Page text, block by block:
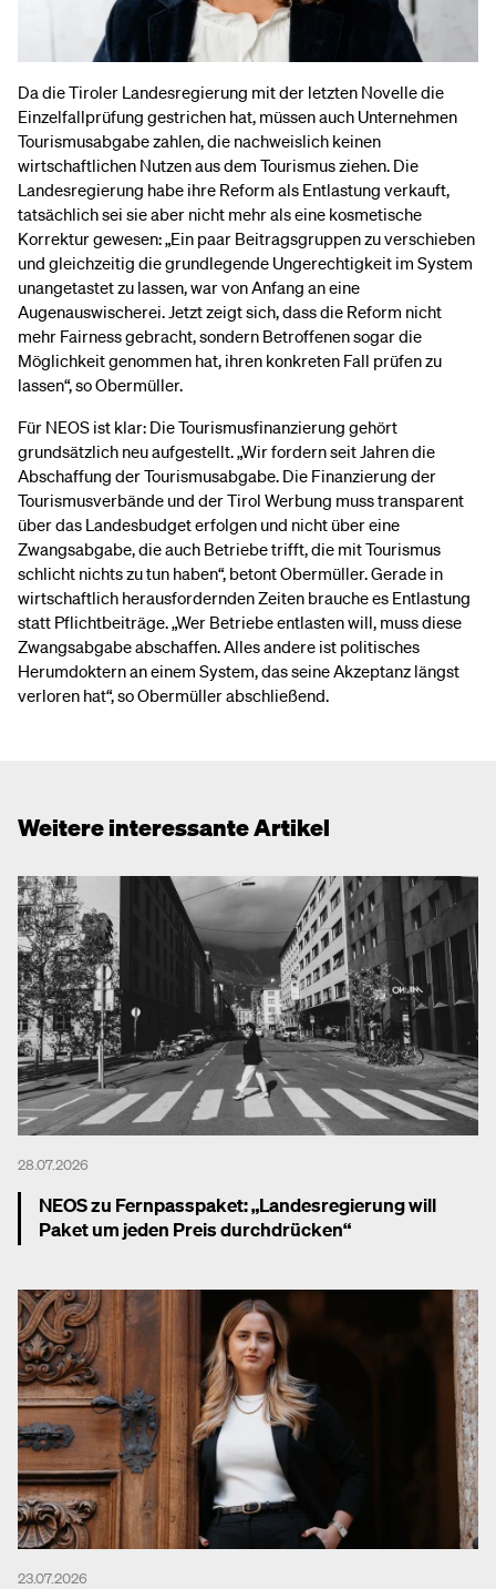
Da die Tiroler Landesregierung mit der letzten Novelle die
Einzelfallprüfung gestrichen hat, müssen auch Unternehmen
Tourismusabgabe zahlen, die nachweislich keinen
wirtschaftlichen Nutzen aus dem Tourismus ziehen. Die
Landesregierung habe ihre Reform als Entlastung verkauft,
tatsächlich sei sie aber nicht mehr als eine kosmetische
Korrektur gewesen: „Ein paar Beitragsgruppen zu verschieben
und gleichzeitig die grundlegende Ungerechtigkeit im System
unangetastet zu lassen, war von Anfang an eine
Augenauswischerei. Jetzt zeigt sich, dass die Reform nicht
mehr Fairness gebracht, sondern Betroffenen sogar die
Möglichkeit genommen hat, ihren konkreten Fall prüfen zu
lassen“, so Obermüller.
Für NEOS ist klar: Die Tourismusfinanzierung gehört
grundsätzlich neu aufgestellt. „Wir fordern seit Jahren die
Abschaffung der Tourismusabgabe. Die Finanzierung der
Tourismusverbände und der Tirol Werbung muss transparent
über das Landesbudget erfolgen und nicht über eine
Zwangsabgabe, die auch Betriebe trifft, die mit Tourismus
schlicht nichts zu tun haben“, betont Obermüller. Gerade in
wirtschaftlich herausfordernden Zeiten brauche es Entlastung
statt Pflichtbeiträge. „Wer Betriebe entlasten will, muss diese
Zwangsabgabe abschaffen. Alles andere ist politisches
Herumdoktern an einem System, das seine Akzeptanz längst
verloren hat“, so Obermüller abschließend.
Weitere interessante Artikel
28.07.2026
NEOS zu Fernpasspaket: „Landesregierung will
Paket um jeden Preis durchdrücken“
23.07.2026